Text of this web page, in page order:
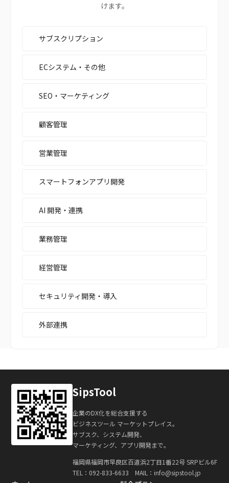
けます。
サブスクリプション
ECシステム・その他
SEO・マーケティング
顧客管理
営業管理
スマートフォンアプリ開発
AI 開発・連携
業務管理
経営管理
セキュリティ開発・導入
外部連携
SipsTool
企業のDX化を総合支援する
ビジネスツール マーケットプレイス。
サブスク、システム開発、
マーケティング、アプリ開発まで。
福岡県福岡市早良区百道浜2丁目1番22号 SRPビル6F
TEL： 092-833-6633 MAIL：info@sipstool.jp